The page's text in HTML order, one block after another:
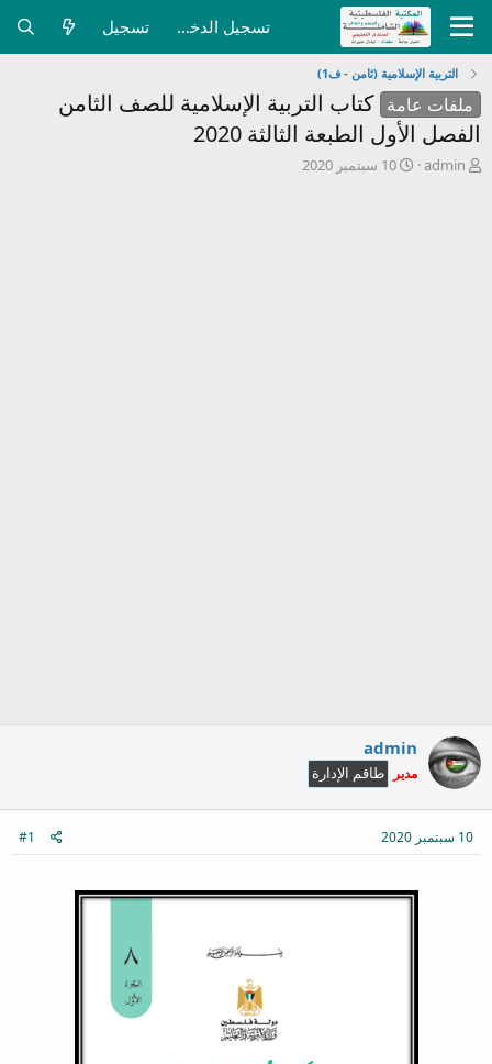
تسجيل الدخول تسجيل
التربية الإسلامية (ثامن - ف1)
ملفات عامة كتاب التربية الإسلامية للصف الثامن
الفصل الأول الطبعة الثالثة 2020
بadmin
ت10 سبتمبر 2020
admin
مدير طاقم الإدارة
10 سبتمبر 2020 #1